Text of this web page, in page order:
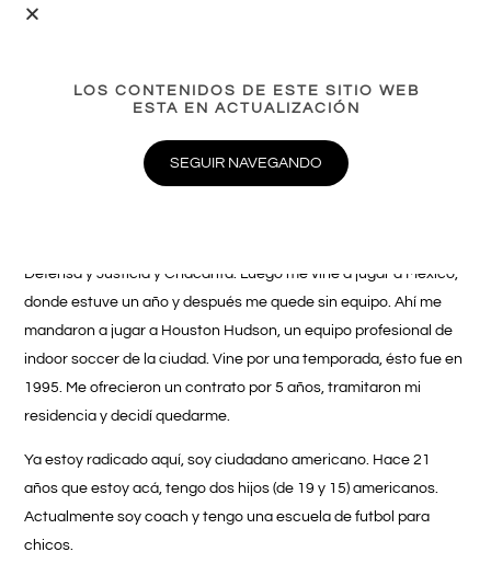
-Ella es muy buena gente. Siempre respeté a todas sus parejas
Claudia Villafane y después a Verónica Ojeda, pero a ella no la
importante para quienes lo queremos.
Defensa y Justicia y Chacarita. Luego me vine a jugar a México,
donde estuve un año y después me quede sin equipo. Ahí me
mandaron a jugar a Houston Hudson, un equipo profesional de
indoor soccer de la ciudad. Vine por una temporada, ésto fue en
1995. Me ofrecieron un contrato por 5 años, tramitaron mi
residencia y decidí quedarme.
Ya estoy radicado aquí, soy ciudadano americano. Hace 21
años que estoy acá, tengo dos hijos (de 19 y 15) americanos.
Actualmente soy coach y tengo una escuela de futbol para
chicos.
LOS CONTENIDOS DE ESTE SITIO WEB
ESTA EN ACTUALIZACIÓN
SEGUIR NAVEGANDO